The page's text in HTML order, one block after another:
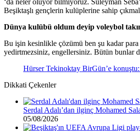
Beşiktaşlı gençlerin kulüplerine sahip
Dünya kulübü oldum deyip voleybol
Bu işin kesinlikle çözümü ben şu kadar
yedirtmezsiniz, engellersiniz. Bütün bunlar
Hürser Tekinoktay BirGün’e konuştu:
Dikkati Çekenler
Serdal Adalı’dan ilginç Mohamed
05/08/2026